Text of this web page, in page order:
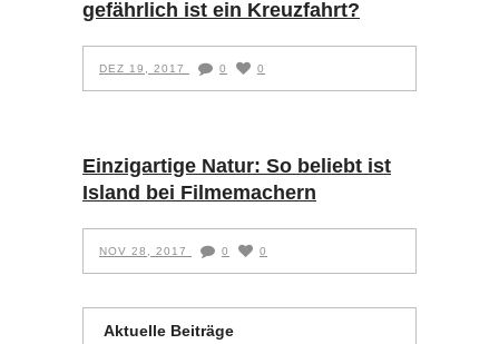
gefährlich ist ein Kreuzfahrt?
DEZ 19, 2017 0 0
Einzigartige Natur: So beliebt ist
Island bei Filmemachern
NOV 28, 2017 0 0
Aktuelle Beiträge